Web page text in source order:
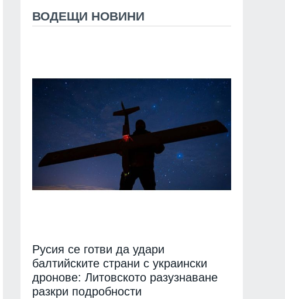
ВОДЕЩИ НОВИНИ
Русия се готви да удари
балтийските страни с украински
дронове: Литовското разузнаване
разкри подробности